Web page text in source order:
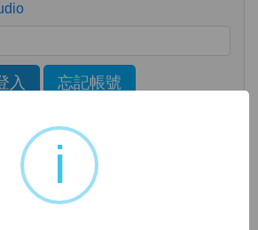
shown in the image above
入 忘記帳號
號及密碼，即可登入使用。
i